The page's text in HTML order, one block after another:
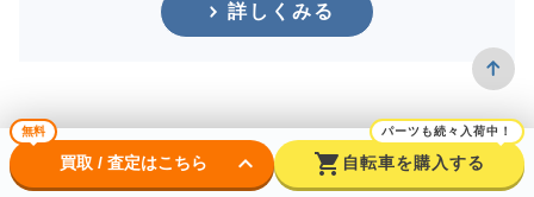
詳しくみる
無料
買取 / 査定はこちら keyboard_arrow_down shopping_cart
パーツも続々入荷中！
自転車を購入する